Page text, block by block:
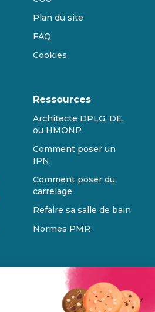
Plan du site
FAQ
Cookies
Ressources
Architecte DPLG, DE,
ou HMONP
Comment poser un
IPN
Comment poser du
carrelage
Refaire sa salle de bain
Normes PMR